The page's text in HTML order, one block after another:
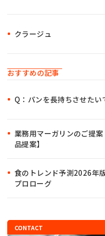
クラージュ
おすすめの記事
Q：パンを長持ちさせたい
業務用マーガリンのご提
品提案】
食のトレンド予測2026年
プロローグ
CONTACT